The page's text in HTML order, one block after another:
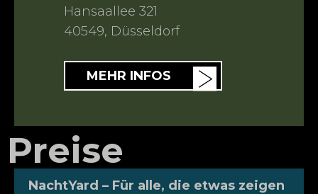
Hansaallee 321
40549, Düsseldorf
MEHR INFOS
Preise
NachtYard – Für alle, die etwas zeigen